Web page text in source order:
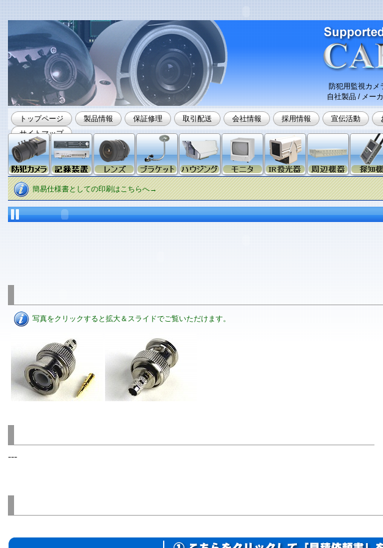
防犯用監視カメ
自社製品 / メー
トップページ 製品情報 保証修理 取引配送 会社情報 採用情報 宣伝活動
サイトマップ
簡易仕様書としての印刷はこちらへ→
写真をクリックすると拡大＆スライドでご覧いただけます。
---